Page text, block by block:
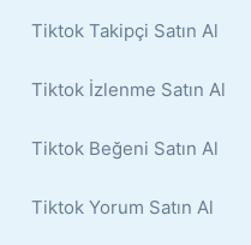
Tiktok Takipçi Satın Al
Tiktok İzlenme Satın Al
Tiktok Beğeni Satın Al
Tiktok Yorum Satın Al